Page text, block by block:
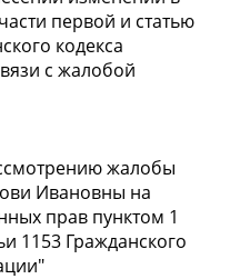
первой и статью
кодекса
с жалобой
жалобы
Ивановны на
прав пунктом 1
1153 Гражданского